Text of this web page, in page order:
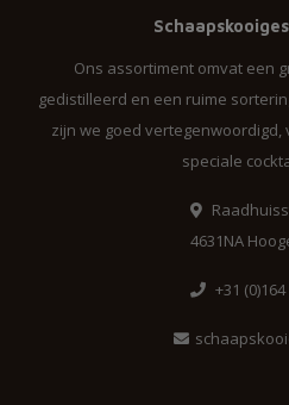
Ons assortiment omvat een
gedistilleerd en een ruime
zijn we goed
speciale
4631NA
+31